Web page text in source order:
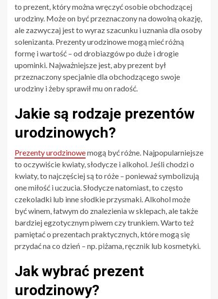
to prezent, który można wręczyć osobie obchodzącej
urodziny. Może on być przeznaczony na dowolną okazję,
ale zazwyczaj jest to wyraz szacunku i uznania dla osoby
solenizanta. Prezenty urodzinowe mogą mieć różną
formę i wartość – od drobiazgów po duże i drogie
upominki. Najważniejsze jest, aby prezent był
przeznaczony specjalnie dla obchodzącego swoje
urodziny i żeby sprawił mu on radość.
Jakie są rodzaje prezentów
urodzinowych?
Prezenty urodzinowemogą być różne. Najpopularniejsze
to oczywiście kwiaty, słodycze i alkohol. Jeśli chodzi o
kwiaty, to najczęściej są to róże – ponieważ symbolizują
one miłość i uczucia. Słodycze natomiast, to często
czekoladki lub inne słodkie przysmaki. Alkohol może
być winem, łatwym do znalezienia w sklepach, ale także
bardziej egzotycznym piwem czy trunkiem. Warto też
pamiętać o prezentach praktycznych, które mogą się
przydać na co dzień – np. piżama, ręcznik lub kosmetyki.
Jak wybrać prezent
urodzinowy?